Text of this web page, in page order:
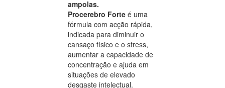
ampolas.
Procerebro Forte é uma
fórmula com acção rápida,
indicada para diminuir o
cansaço físico e o stress,
aumentar a capacidade de
concentração e ajuda em
situações de elevado
desgaste intelectual.